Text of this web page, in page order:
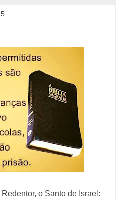
o Santo de Israel: